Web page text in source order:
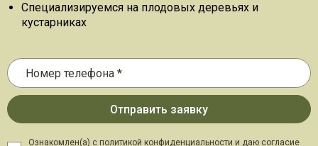
Специализируемся на плодовых деревьях и
кустарниках
Ознакомлен(а) с политикой конфиденциальности и даю согласие